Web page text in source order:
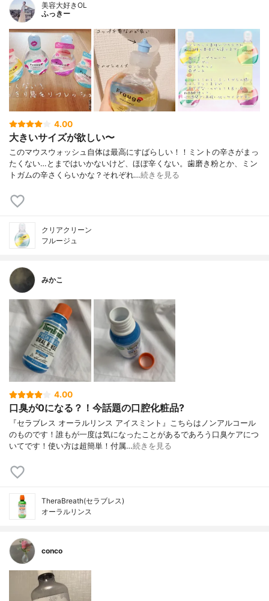
美容大好きOL
ふっきー
4.00
大きいサイズが欲しい〜
このマウスウォッシュ自体は最高にすばらしい！！ミントの辛さがまっ
たくない…とまではいかないけど、ほぼ辛くない。歯磨き粉とか、ミン
トガムの辛さくらいかな？それぞれ…続きを見る
クリアクリーン
フルージュ
みかこ
4.00
口臭が0になる？！今話題の口腔化粧品?
『セラブレス オーラルリンス アイスミント』こちらはノンアルコール
のものです！誰もが一度は気になったことがあるであろう口臭ケアにつ
いてです！使い方は超簡単！付属…続きを見る
TheraBreath(セラブレス)
オーラルリンス
conco